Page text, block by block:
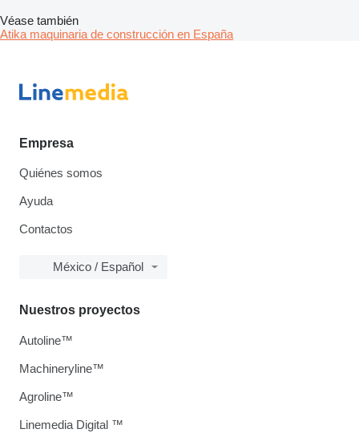
Véase también
Atika maquinaria de construcción en España
Empresa
Quiénes somos
Ayuda
Contactos
México / Español
Nuestros proyectos
Autoline™
Machineryline™
Agroline™
Linemedia Digital ™